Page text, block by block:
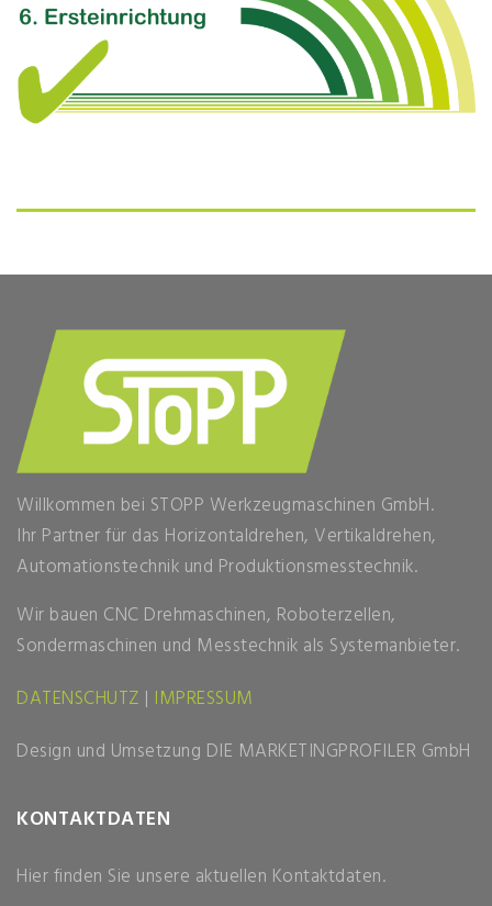
Willkommen bei STOPP Werkzeugmaschinen GmbH.
Ihr Partner für das Horizontaldrehen, Vertikaldrehen,
Automationstechnik und Produktionsmesstechnik.
Wir bauen CNC Drehmaschinen, Roboterzellen,
Sondermaschinen und Messtechnik als Systemanbieter.
DATENSCHUTZ | IMPRESSUM
Design und Umsetzung DIE MARKETINGPROFILER GmbH
KONTAKTDATEN
Hier finden Sie unsere aktuellen Kontaktdaten.